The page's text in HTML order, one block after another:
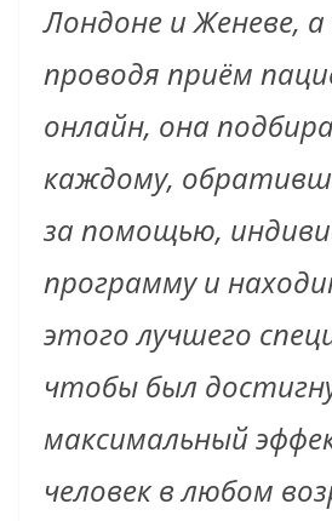
Лондоне и Женеве,
проводя приём
онлайн, она
каждому,
за помощью,
программу и
этого лучшего
чтобы был
максимальный
человек в любом